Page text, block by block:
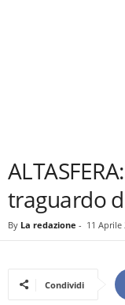
traguardo
By La redazione - 11 Aprile
Condividi